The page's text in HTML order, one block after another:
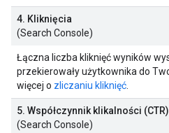
4. Kliknięcia
(Search Console)
Łączna liczba kliknięć wyników
przekierowały użytkownika do
więcej o zliczaniu kliknięć
5. Współczynnik klikalności (CTR)
(Search Console)